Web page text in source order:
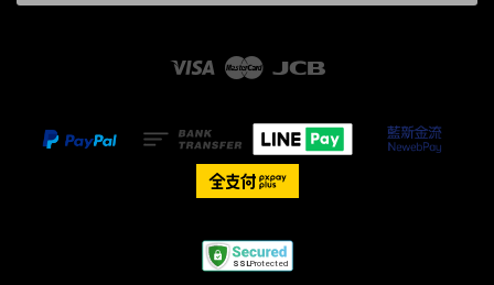
Visa Master